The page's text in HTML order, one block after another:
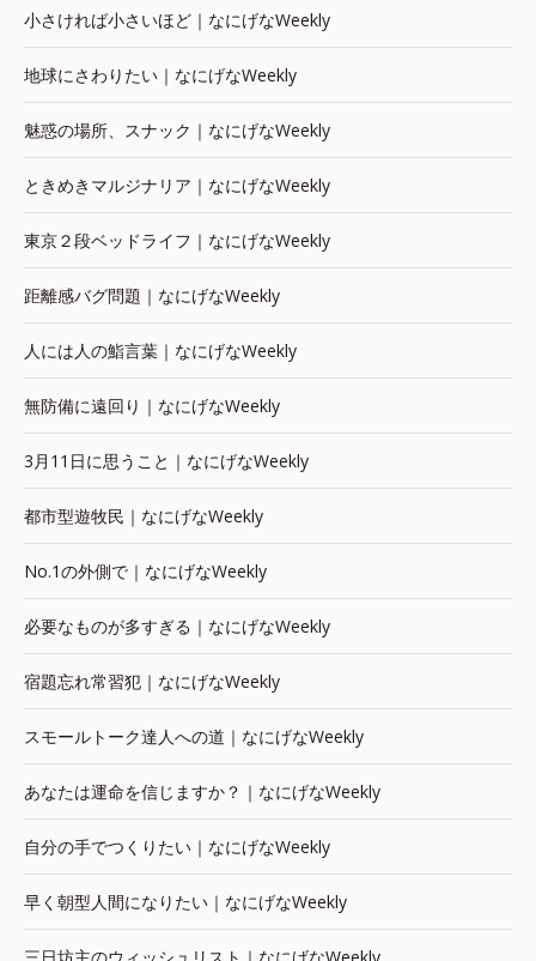
小さければ小さいほど｜なにげなWeekly
地球にさわりたい｜なにげなWeekly
魅惑の場所、スナック｜なにげなWeekly
ときめきマルジナリア｜なにげなWeekly
東京２段ベッドライフ｜なにげなWeekly
距離感バグ問題｜なにげなWeekly
人には人の鮨言葉｜なにげなWeekly
無防備に遠回り｜なにげなWeekly
3月11日に思うこと｜なにげなWeekly
都市型遊牧民｜なにげなWeekly
No.1の外側で｜なにげなWeekly
必要なものが多すぎる｜なにげなWeekly
宿題忘れ常習犯｜なにげなWeekly
スモールトーク達人への道｜なにげなWeekly
あなたは運命を信じますか？｜なにげなWeekly
自分の手でつくりたい｜なにげなWeekly
早く朝型人間になりたい｜なにげなWeekly